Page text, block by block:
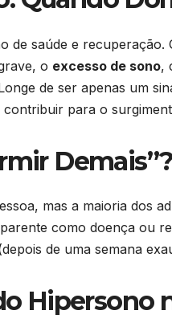
de saúde e
o excesso de sono,
de ser apenas um
para o
Demais”?
mas a maioria dos
como doença ou
de uma semana
Hipersono